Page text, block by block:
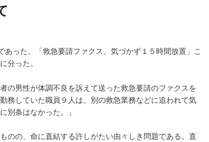
った。「救急要請ファクス、気づかず１５時間放置」こ
分った。
の男性が体調不良を訴えて送った救急要請のファクスを
務していた職員９人は、別の救急業務などに追われて気
別条はなかった。」
のの、命に直結する許しがたい由々しき問題である。直